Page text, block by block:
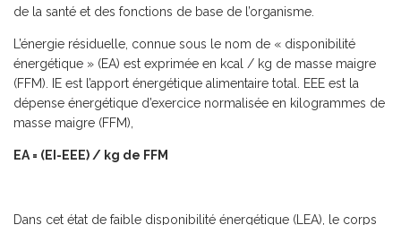
de la santé et des fonctions de base de l’organisme.
L’énergie résiduelle, connue sous le nom de « disponibilité
énergétique » (EA) est exprimée en kcal / kg de masse maigre
(FFM). IE est l’apport énergétique alimentaire total. EEE est la
dépense énergétique d’exercice normalisée en kilogrammes de
masse maigre (FFM),
EA = (EI-EEE) / kg de FFM
Dans cet état de faible disponibilité énergétique (LEA), le corps